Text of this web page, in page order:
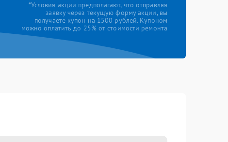
*Условия акции предполагают, что отправляя
заявку через текущую форму акции, вы
получаете купон на 1500 рублей. Купоном
можно оплатить до 25% от стоимости ремонта